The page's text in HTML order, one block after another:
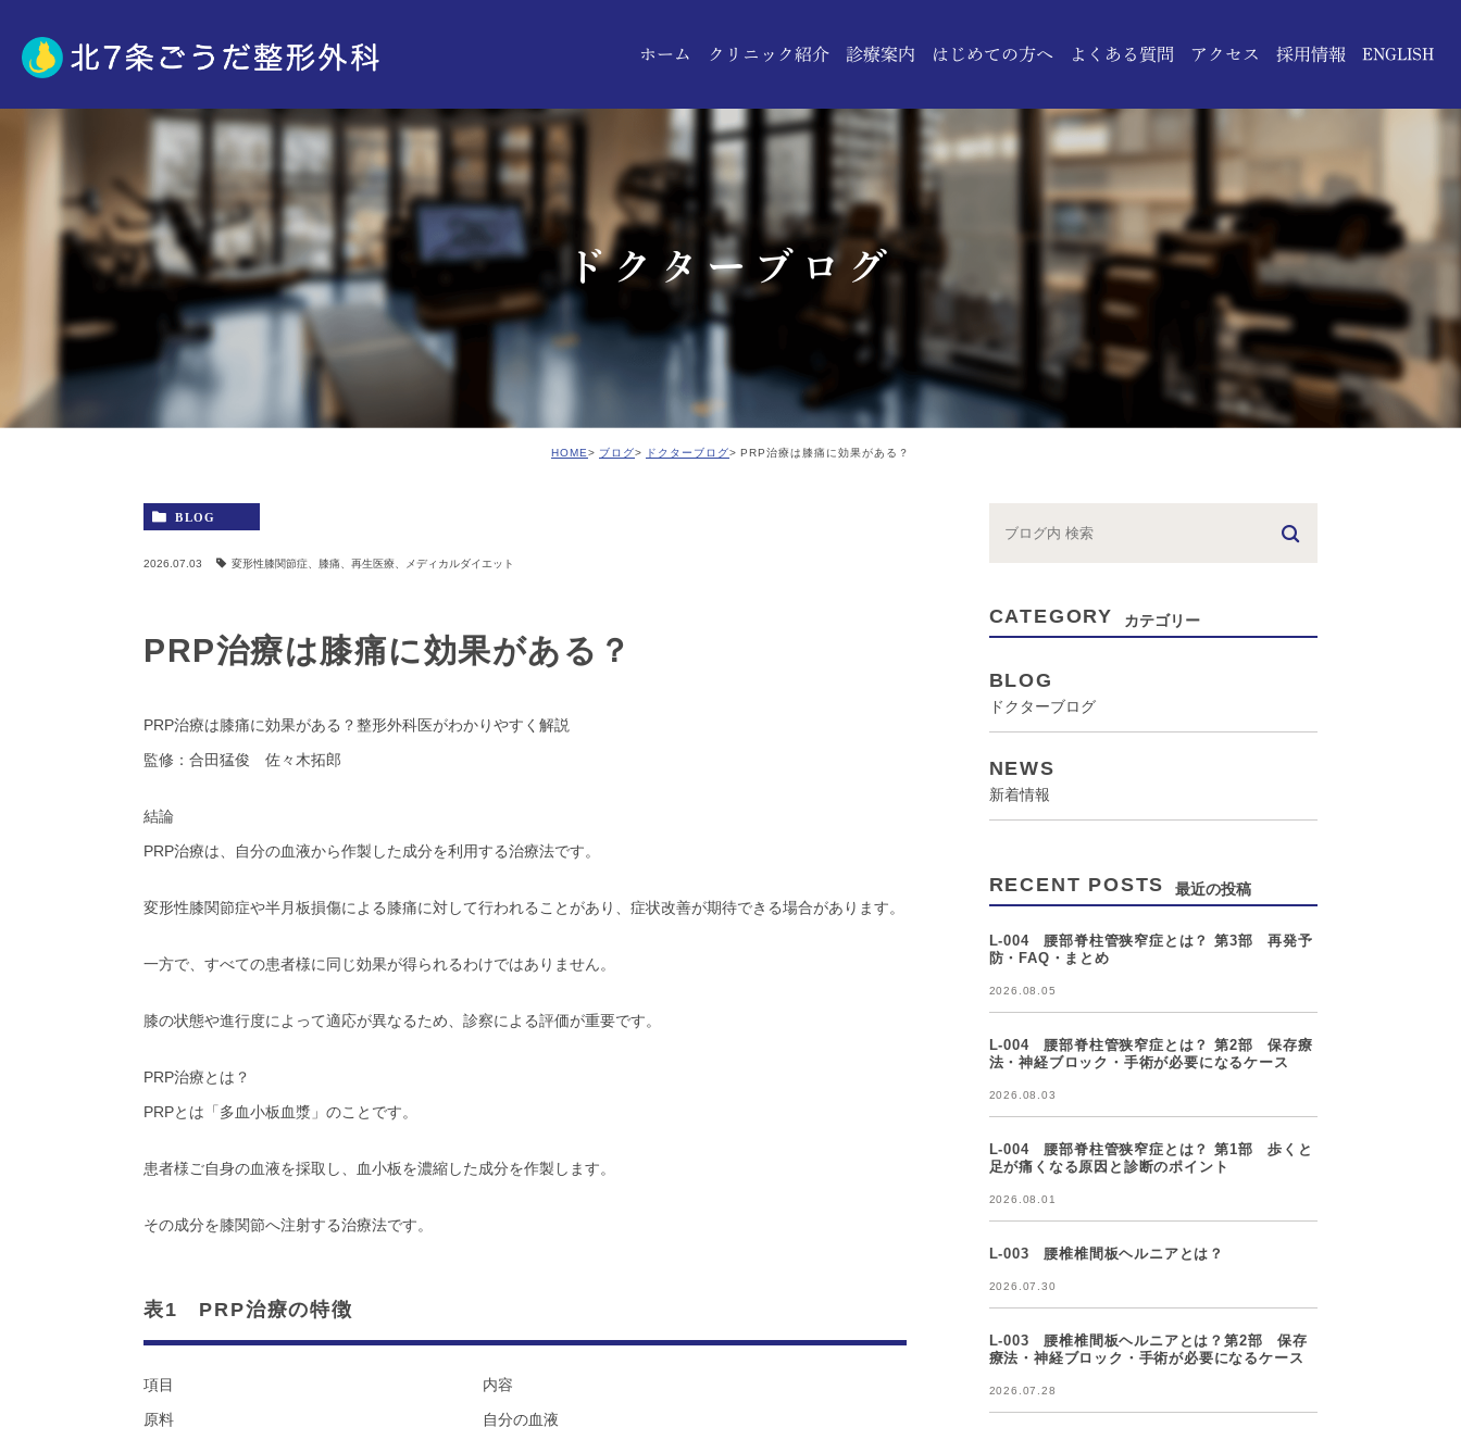
ホーム クリニック紹介
診療理念
ドクター紹介
診療案内 はじめての方へ よくある質問 アクセス 採用情報 ENGLISH
ドクターブログ
HOME ブログ ドクターブログ PRP治療は膝痛に効果がある？
BLOG
2026.07.03 変形性膝関節症、膝痛、再生医療、メディカルダイエット
PRP治療は膝痛に効果がある？
PRP治療は膝痛に効果がある？整形外科医がわかりやすく解説
監修：合田猛俊 佐々木拓郎
結論
PRP治療は、自分の血液から作製した成分を利用する治療法です。
変形性膝関節症や半月板損傷による膝痛に対して行われることがあり、症状改善が期待できる場合があります。
一方で、すべての患者様に同じ効果が得られるわけではありません。
膝の状態や進行度によって適応が異なるため、診察による評価が重要です。
PRP治療とは？
PRPとは「多血小板血漿」のことです。
患者様ご自身の血液を採取し、血小板を濃縮した成分を作製します。
その成分を膝関節へ注射する治療法です。
表1 PRP治療の特徴
項目
内容
原料
自分の血液
CATEGORY カテゴリー
BLOG
ドクターブログ
NEWS
新着情報
RECENT POSTS 最近の投稿
L-004 腰部脊柱管狭窄症とは？ 第3部 再発予
防・FAQ・まとめ
2026.08.05
L-004 腰部脊柱管狭窄症とは？ 第2部 保存療
法・神経ブロック・手術が必要になるケース
2026.08.03
L-004 腰部脊柱管狭窄症とは？ 第1部 歩くと
足が痛くなる原因と診断のポイント
2026.08.01
L-003 腰椎椎間板ヘルニアとは？
2026.07.30
L-003 腰椎椎間板ヘルニアとは？第2部 保存
療法・神経ブロック・手術が必要になるケース
2026.07.28